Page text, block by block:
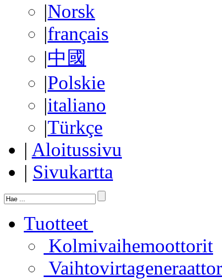
|Norsk
|français
|中國
|Polskie
|italiano
|Türkçe
| Aloitussivu
| Sivukartta
Tuotteet
Kolmivaihemoottorit